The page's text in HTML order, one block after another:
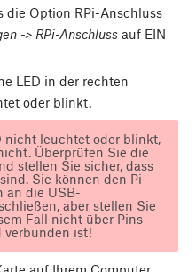
die Option RPi-Anschluss
-> RPi-Anschlussauf EIN
LED in der rechten
oder blinkt.
nicht leuchtet oder blinkt,
Überprüfen Sie die
stellen Sie sicher, dass
Sie können den Pi
an die USB-
aber stellen Sie
Fall nicht über Pins
verbunden ist!